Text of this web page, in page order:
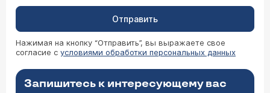
Отправить
Нажимая на кнопку “Отправить”, вы выражаете свое
согласие с условиями обработки персональных данных
Запишитесь к интересующему вас